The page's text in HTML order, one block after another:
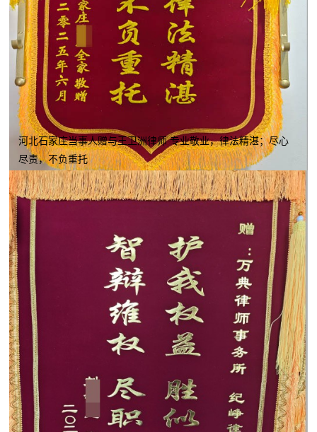
河北石家庄当事人赠与王卫洲律师 专业敬业，律法精湛；尽心
尽责，不负重托